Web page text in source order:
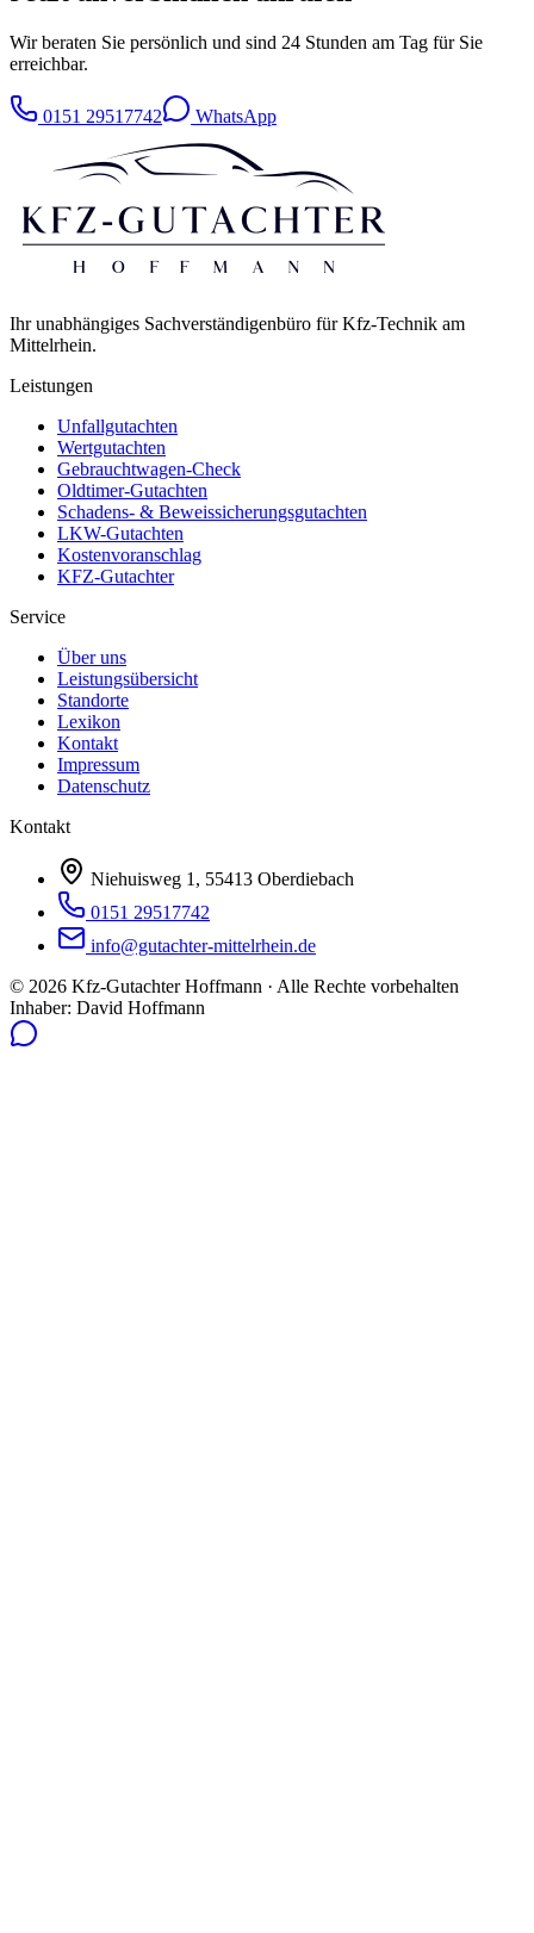
Wir beraten Sie persönlich und sind 24 Stunden am Tag für Sie
erreichbar.
0151 29517742 WhatsApp
Ihr unabhängiges Sachverständigenbüro für Kfz-Technik am
Mittelrhein.
Leistungen
Unfallgutachten
Wertgutachten
Gebrauchtwagen-Check
Oldtimer-Gutachten
Schadens- & Beweissicherungsgutachten
LKW-Gutachten
Kostenvoranschlag
KFZ-Gutachter
Service
Über uns
Leistungsübersicht
Standorte
Lexikon
Kontakt
Impressum
Datenschutz
Kontakt
Niehuisweg 1, 55413 Oberdiebach
0151 29517742
info@gutachter-mittelrhein.de
© 2026 Kfz-Gutachter Hoffmann · Alle Rechte vorbehalten
Inhaber: David Hoffmann